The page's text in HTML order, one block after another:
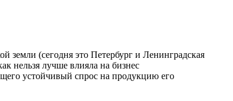
(сегодня это Петербург и Ленинградская
нельзя лучше влияла на бизнес
устойчивый спрос на продукцию его